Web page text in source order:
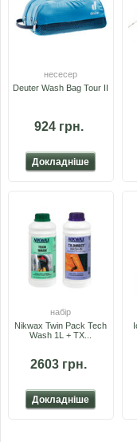
несесер
Deuter Wash Bag Tour II
924 грн.
Докладніше
набір
Nikwax Twin Pack Tech
Wash 1L + TX...
2603 грн.
Докладніше